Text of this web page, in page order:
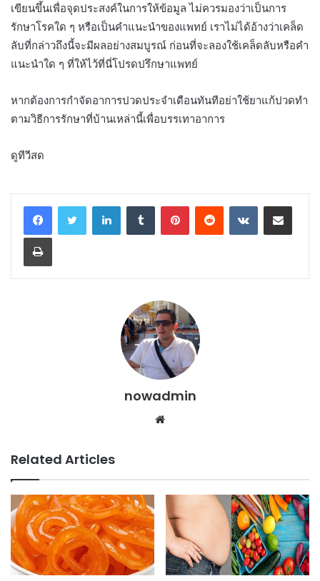
เขียนขึ้นเพื่อจุดประสงค์ในการให้ข้อมูล ไม่ควรมองว่าเป็นการ
รักษาโรคใด ๆ หรือเป็นคำแนะนำของแพทย์ เราไม่ได้อ้างว่าเคล็ด
ลับที่กล่าวถึงนี้จะมีผลอย่างสมบูรณ์ ก่อนที่จะลองใช้เคล็ดลับหรือคำ
แนะนำใด ๆ ที่ให้ไว้ที่นี่โปรดปรึกษาแพทย์
หากต้องการกำจัดอาการปวดประจำเดือนทันทีอย่าใช้ยาแก้ปวดทำ
ตามวิธีการรักษาที่บ้านเหล่านี้เพื่อบรรเทาอาการ
ดูทีวีสด
LinkedInTumblr PinterestReddit VKontakteShare via Email
Print
nowadmin
Website
Related Articles